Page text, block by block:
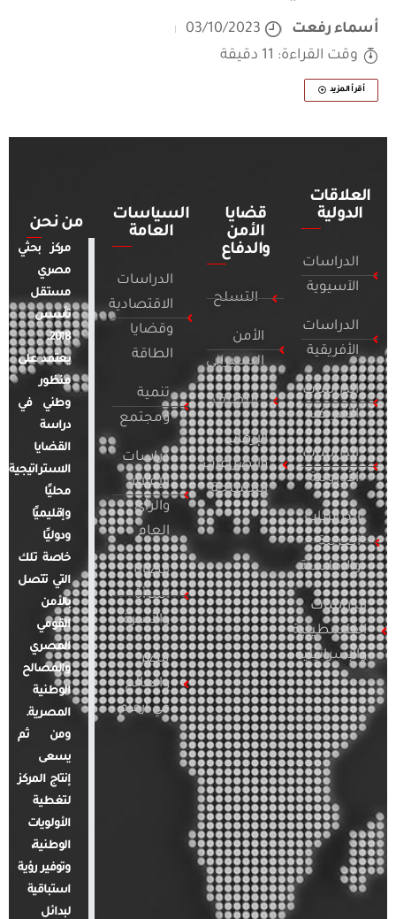
أسماء رفعت
03/10/2023
وقت القراءة: 11 دقيقة
أقرأ المزيد
العلاقات
الدولية
الدراسات
الآسيوية
الدراسات
الأفريقية
الدراسات
الأمريكية
الدراسات
الأوروبية
الدراسات
العربية
والإقليمية
الدراسات
الفلسطينية
والإسرائيلية
قضايا
الأمن
والدفاع
التسلح
الأمن
السيبراني
التطرف
الإرهاب
والصراعات
المسلحة
السياسات
العامة
الدراسات
الاقتصادية
وقضايا
الطاقة
تنمية
ومجتمع
دراسات
الإعلام
والرأي
العام
قضايا
المرأة
والأسرة
مصر
والعالم
في أرقام
من نحن
مركز بحثي
مصري
مستقل
تأسس
2018.
يعتمد على
منظور
وطني في
دراسة
القضايا
الاستراتيجية
محليًا
وإقليميًا
ودوليًا
خاصة تلك
التي تتصل
بالأمن
القومي
المصري
والمصالح
الوطنية
المصرية.
ومن ثم
يسعى
إنتاج المركز
لتغطية
الأولويات
الوطنية،
وتوفير رؤية
استباقية
لبدائل